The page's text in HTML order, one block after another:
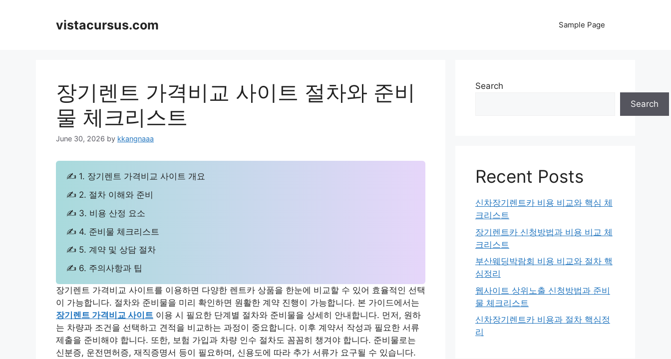
vistacursus.com Sample Page
장기렌트 가격비교 사이트 절차와 준비
물 체크리스트
June 30, 2026 by kkangnaaa
✍ 1. 장기렌트 가격비교 사이트 개요
✍ 2. 절차 이해와 준비
✍ 3. 비용 산정 요소
✍ 4. 준비물 체크리스트
✍ 5. 계약 및 상담 절차
✍ 6. 주의사항과 팁
장기렌트 가격비교 사이트를 이용하면 다양한 렌트카 상품을 한눈에 비교할 수 있어 효율적인 선택
이 가능합니다. 절차와 준비물을 미리 확인하면 원활한 계약 진행이 가능합니다. 본 가이드에서는
장기렌트 가격비교 사이트 이용 시 필요한 단계별 절차와 준비물을 상세히 안내합니다. 먼저, 원하
는 차량과 조건을 선택하고 견적을 비교하는 과정이 중요합니다. 이후 계약서 작성과 필요한 서류
제출을 준비해야 합니다. 또한, 보험 가입과 차량 인수 절차도 꼼꼼히 챙겨야 합니다. 준비물로는
신분증, 운전면허증, 재직증명서 등이 필요하며, 신용도에 따라 추가 서류가 요구될 수 있습니다.
Search
Search
Recent Posts
신차장기렌트카 비용 비교와 핵심 체
크리스트
장기렌트카 신청방법과 비용 비교 체
크리스트
부산웨딩박람회 비용 비교와 절차 핵
심정리
웹사이트 상위노출 신청방법과 준비
물 체크리스트
신차장기렌트카 비용과 절차 핵심정
리